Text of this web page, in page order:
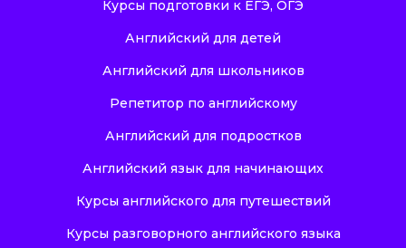
Курсы подготовки к ЕГЭ, ОГЭ
Английский для детей
Английский для школьников
Репетитор по английскому
Английский для подростков
Английский язык для начинающих
Курсы английского для путешествий
Курсы разговорного английского языка